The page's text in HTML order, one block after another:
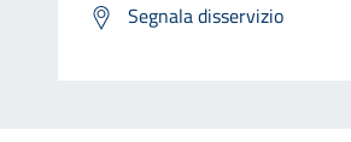
Segnala disservizio